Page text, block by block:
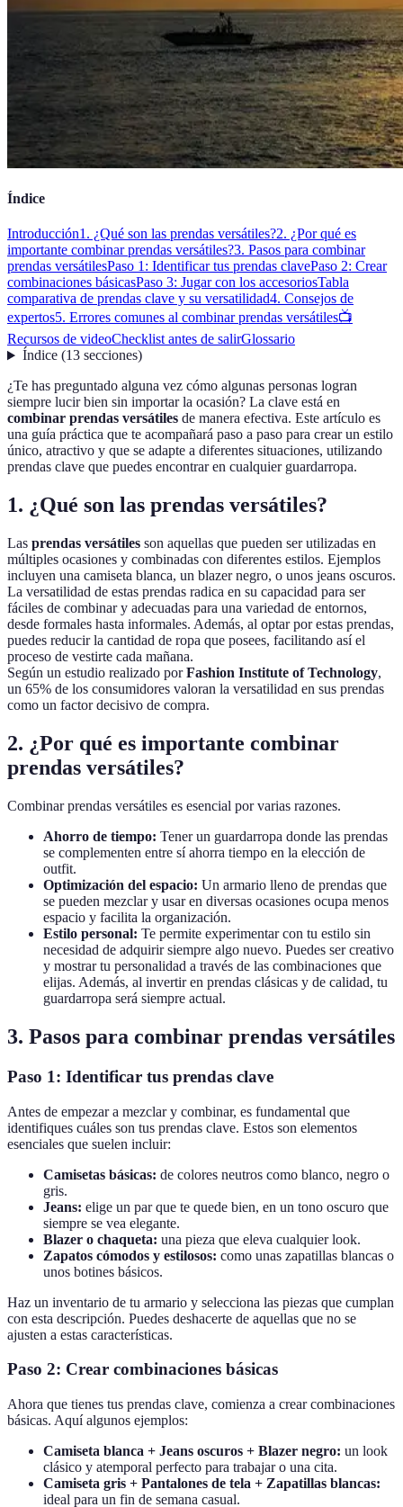
Índice
Introducción1. ¿Qué son las prendas versátiles?2. ¿Por qué es
importante combinar prendas versátiles?3. Pasos para combinar
prendas versátilesPaso 1: Identificar tus prendas clavePaso 2: Crear
combinaciones básicasPaso 3: Jugar con los accesoriosTabla
comparativa de prendas clave y su versatilidad4. Consejos de
expertos5. Errores comunes al combinar prendas versátiles📺
Recursos de videoChecklist antes de salirGlossario
Índice(13 secciones)
¿Te has preguntado alguna vez cómo algunas personas logran
siempre lucir bien sin importar la ocasión? La clave está en
combinar prendas versátiles de manera efectiva. Este artículo es
una guía práctica que te acompañará paso a paso para crear un estilo
único, atractivo y que se adapte a diferentes situaciones, utilizando
prendas clave que puedes encontrar en cualquier guardarropa.
1. ¿Qué son las prendas versátiles?
Las prendas versátiles son aquellas que pueden ser utilizadas en
múltiples ocasiones y combinadas con diferentes estilos. Ejemplos
incluyen una camiseta blanca, un blazer negro, o unos jeans oscuros.
La versatilidad de estas prendas radica en su capacidad para ser
fáciles de combinar y adecuadas para una variedad de entornos,
desde formales hasta informales. Además, al optar por estas prendas,
puedes reducir la cantidad de ropa que posees, facilitando así el
proceso de vestirte cada mañana.
Según un estudio realizado porFashion Institute of Technology,
un 65% de los consumidores valoran la versatilidad en sus prendas
como un factor decisivo de compra.
2. ¿Por qué es importante combinar
prendas versátiles?
Combinar prendas versátiles es esencial por varias razones.
Ahorro de tiempo: Tener un guardarropa donde las prendas
se complementen entre sí ahorra tiempo en la elección de
outfit.
Optimización del espacio: Un armario lleno de prendas que
se pueden mezclar y usar en diversas ocasiones ocupa menos
espacio y facilita la organización.
Estilo personal: Te permite experimentar con tu estilo sin
necesidad de adquirir siempre algo nuevo. Puedes ser creativo
y mostrar tu personalidad a través de las combinaciones que
elijas. Además, al invertir en prendas clásicas y de calidad, tu
guardarropa será siempre actual.
3. Pasos para combinar prendas versátiles
Paso 1: Identificar tus prendas clave
Antes de empezar a mezclar y combinar, es fundamental que
identifiques cuáles son tus prendas clave. Estos son elementos
esenciales que suelen incluir:
Camisetas básicas: de colores neutros como blanco, negro o
gris.
Jeans: elige un par que te quede bien, en un tono oscuro que
siempre se vea elegante.
Blazer o chaqueta: una pieza que eleva cualquier look.
Zapatos cómodos y estilosos: como unas zapatillas blancas o
unos botines básicos.
Haz un inventario de tu armario y selecciona las piezas que cumplan
con esta descripción. Puedes deshacerte de aquellas que no se
ajusten a estas características.
Paso 2: Crear combinaciones básicas
Ahora que tienes tus prendas clave, comienza a crear combinaciones
básicas. Aquí algunos ejemplos:
Camiseta blanca + Jeans oscuros + Blazer negro: un look
clásico y atemporal perfecto para trabajar o una cita.
Camiseta gris + Pantalones de tela + Zapatillas blancas:
ideal para un fin de semana casual.